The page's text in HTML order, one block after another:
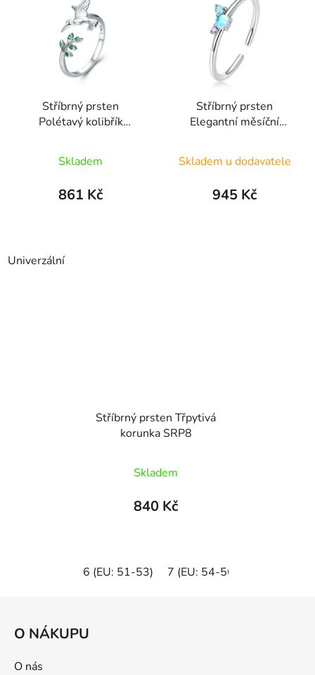
Stříbrný prsten
Polétavý kolibřík
hodnocení
produktu
Skladem
861 Kč
Univerzální
Stříbrný prsten
Elegantní měsíční
Skladem u dodavatele
945 Kč
Stříbrný prsten Třpytivá
korunka SRP8
Skladem
840 Kč
6 (EU: 51-53) 7 (EU: 54-56)
O NÁKUPU
O nás